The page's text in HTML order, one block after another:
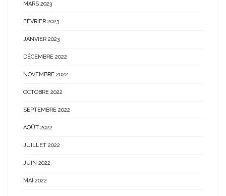
MARS 2023
FÉVRIER 2023
JANVIER 2023
DÉCEMBRE 2022
NOVEMBRE 2022
OCTOBRE 2022
SEPTEMBRE 2022
AOÛT 2022
JUILLET 2022
JUIN 2022
MAI 2022